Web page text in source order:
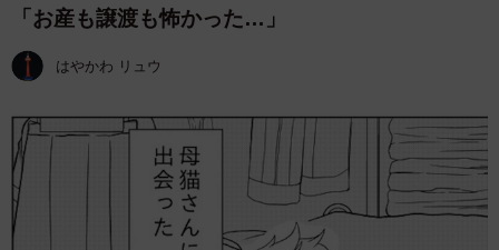
「お産も譲渡も怖かった…」
はやかわ リュウ